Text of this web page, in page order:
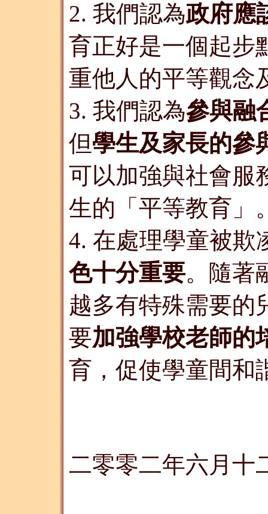
2. 我們認為政府應
育正好是一個起步
重他人的平等觀念
3. 我們認為參與融
但學生及家長的參
可以加強與社會服
生的「平等教育」
4. 在處理學童被欺
色十分重要。隨著
越多有特殊需要的
要加強學校老師的
育，促使學童間和
二零零二年六月十